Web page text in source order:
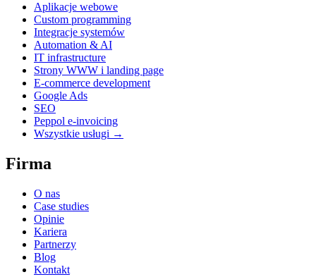
Aplikacje webowe
Custom programming
Integracje systemów
Automation & AI
IT infrastructure
Strony WWW i landing page
E-commerce development
Google Ads
SEO
Peppol e-invoicing
Wszystkie usługi →
Firma
O nas
Case studies
Opinie
Kariera
Partnerzy
Blog
Kontakt